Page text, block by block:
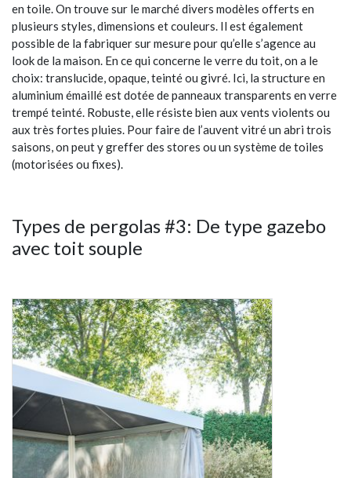
en toile. On trouve sur le marché divers modèles offerts en
plusieurs styles, dimensions et couleurs. Il est également
possible de la fabriquer sur mesure pour qu’elle s’agence au
look de la maison. En ce qui concerne le verre du toit, on a le
choix: translucide, opaque, teinté ou givré. Ici, la structure en
aluminium émaillé est dotée de panneaux transparents en verre
trempé teinté. Robuste, elle résiste bien aux vents violents ou
aux très fortes pluies. Pour faire de l’auvent vitré un abri trois
saisons, on peut y greffer des stores ou un système de toiles
(motorisées ou fixes).
Types de pergolas #3: De type gazebo
avec toit souple